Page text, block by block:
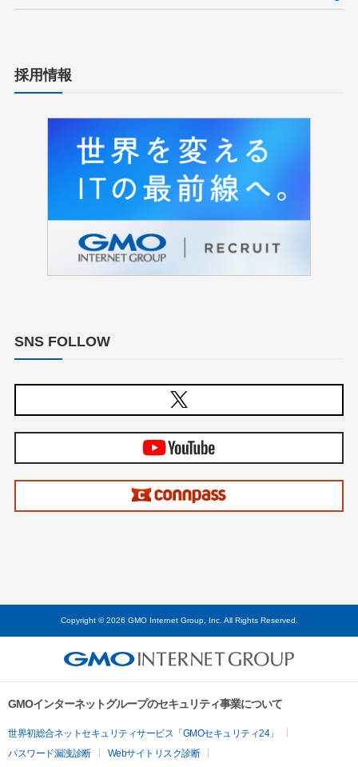
採用情報
SNS FOLLOW
Copyright © 2026 GMO Internet Group, Inc. All Rights Reserved.
GMOインターネットグループのセキュリティ事業について
世界初総合ネットセキュリティサービス「GMOセキュリティ24」
パスワード漏洩診断
Webサイトリスク診断